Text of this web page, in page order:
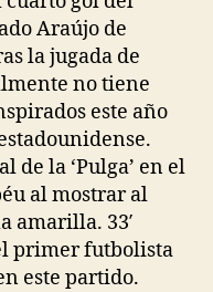
Araújo de
la jugada de
no tiene
este año
de la ‘Pulga’ en el
al mostrar al
amarilla. 33′
primer futbolista
este partido.